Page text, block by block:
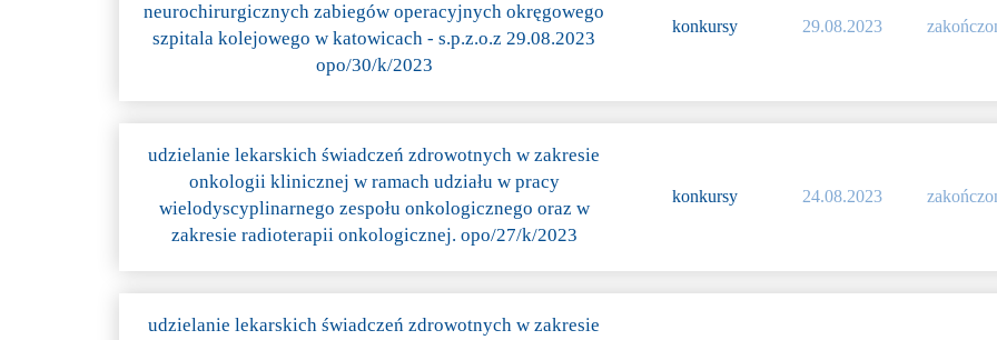
neurochirurgicznych zabiegów operacyjnych okręgowego
szpitala kolejowego w katowicach - s.p.z.o.z 29.08.2023
opo/30/k/2023
konkursy 29.08.2023
udzielanie lekarskich świadczeń zdrowotnych w zakresie
onkologii klinicznej w ramach udziału w pracy
wielodyscyplinarnego zespołu onkologicznego oraz w
zakresie radioterapii onkologicznej. opo/27/k/2023
konkursy 24.08.2023
udzielanie lekarskich świadczeń zdrowotnych w zakresie